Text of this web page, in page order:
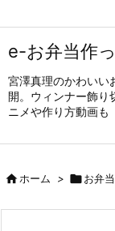
e-お弁当作
宮澤真理のかわいい
開。ウィンナー飾り
ニメや作り方動画も
ホーム > お弁当